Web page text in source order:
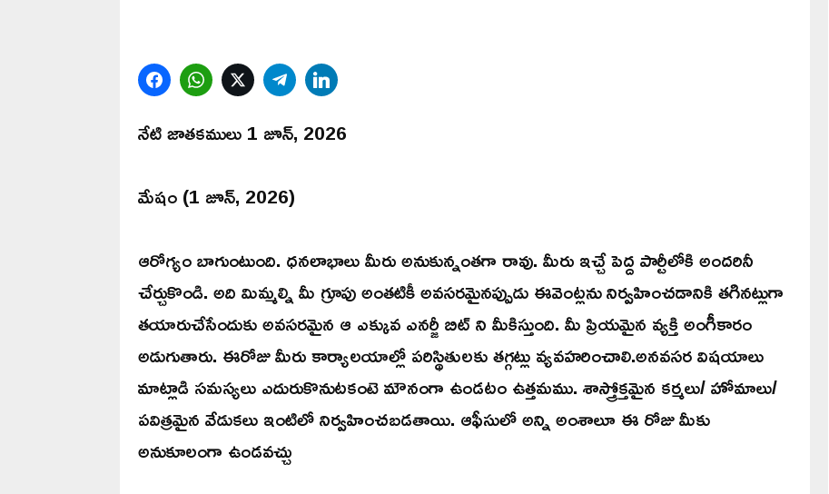
FacebookWhatsAppTwitterTelegram
నేటి జాతకములు 1 జూన్, 2026
మేషం (1 జూన్, 2026)
ఆరోగ్యం బాగుంటుంది. ధనలాభాలు మీరు అనుకున్నంతగా రావు. మీరు ఇచ్చే పెద్ద పార్టీలోకి అందరినీ
చేర్చుకొండి. అది మిమ్మల్ని మీ గ్రూపు అంతటికీ అవసరమైనప్పుడు ఈవెంట్లను నిర్వహించడానికి తగినట్లుగా
తయారుచేసేందుకు అవసరమైన ఆ ఎక్కువ ఎనర్జీ బిట్ ని మీకిస్తుంది. మీ ప్రియమైన వ్యక్తి అంగీకారం
అడుగుతారు. ఈరోజు మీరు కార్యాలయాల్లో పరిస్థితులకు తగ్గట్లు వ్యవహరించాలి.అనవసర విషయాలు
మాట్లాడి సమస్యలు ఎదురుకొనుటకంటె మౌనంగా ఉండటం ఉత్తమము. శాస్త్రోక్తమైన కర్మలు/ హోమాలు/
పవిత్రమైన వేడుకలు ఇంటిలో నిర్వహించబడతాయి. ఆఫీసులో అన్ని అంశాలూ ఈ రోజు మీకు
అనుకూలంగా ఉండవచ్చు